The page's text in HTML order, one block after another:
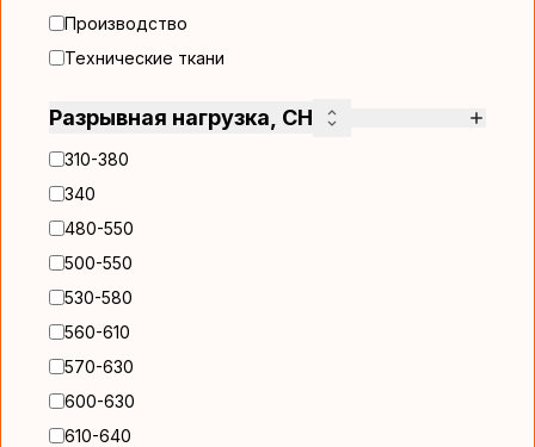
Производство
Технические ткани
Разрывная нагрузка, CH
310-380
340
480-550
500-550
530-580
560-610
570-630
600-630
610-640